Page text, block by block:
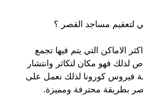
لتعقيم مساجد القصر ؟
الاماكن التي يتم فيها تجمع
لذلك فهو مكان لتكاثر وانتشار
فيروس كورونا لذلك نعمل على
بطريقة محترفة ومميزة.